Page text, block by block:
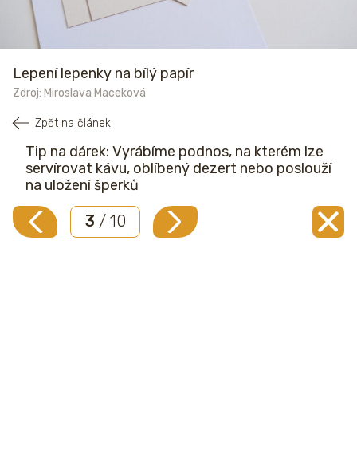
Lepení lepenky na bílý papír
Zdroj: Miroslava Maceková
Zpět na článek
Tip na dárek: Vyrábíme podnos, na kterém lze
servírovat kávu, oblíbený dezert nebo poslouží
na uložení šperků
3 / 10